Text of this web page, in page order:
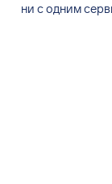
ни содним